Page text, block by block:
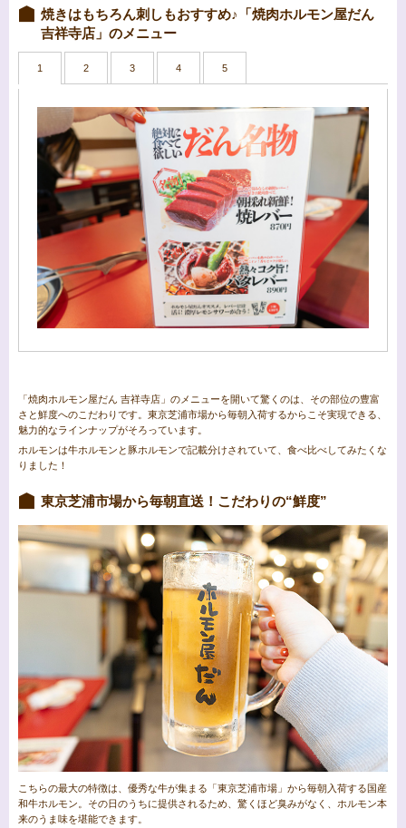
焼きはもちろん刺しもおすすめ♪「焼肉ホルモン屋だん
吉祥寺店」のメニュー
1 2 3 4 5
「焼肉ホルモン屋だん 吉祥寺店」のメニューを開いて驚くのは、その部位の豊富
さと鮮度へのこだわりです。東京芝浦市場から毎朝入荷するからこそ実現できる、
魅力的なラインナップがそろっています。
ホルモンは牛ホルモンと豚ホルモンで記載分けされていて、食べ比べしてみたくな
りました！
東京芝浦市場から毎朝直送！こだわりの“鮮度”
こちらの最大の特徴は、優秀な牛が集まる「東京芝浦市場」から毎朝入荷する国産
和牛ホルモン。その日のうちに提供されるため、驚くほど臭みがなく、ホルモン本
来のうま味を堪能できます。